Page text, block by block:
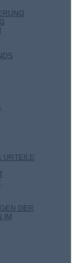
URTEILE
DER
IM